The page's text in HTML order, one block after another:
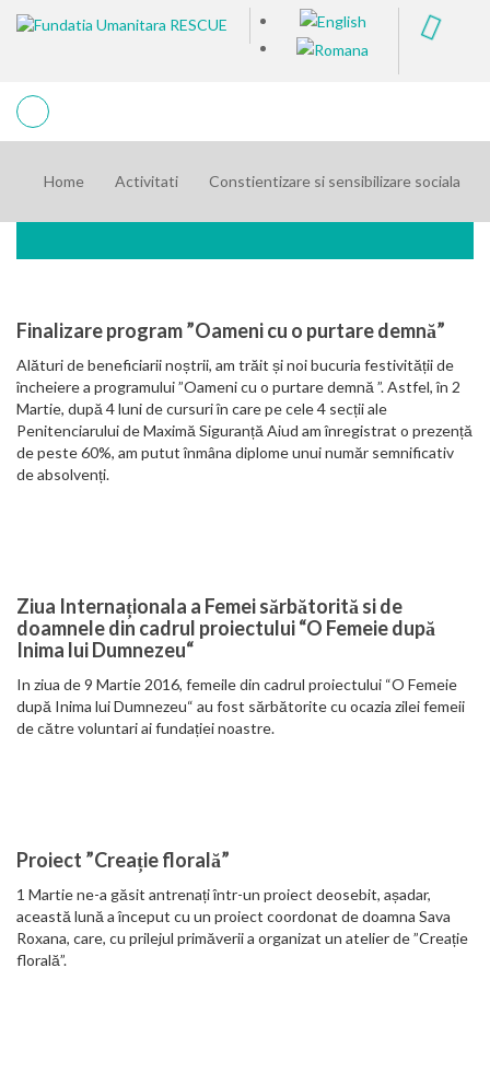
Home Activitati Constientizare si sensibilizare sociala
Finalizare program ”Oameni cu o purtare demnă”
Alături de beneficiarii noștrii, am trăit și noi bucuria festivității de
încheiere a programului ”Oameni cu o purtare demnă ”. Astfel, în 2
Martie, după 4 luni de cursuri în care pe cele 4 secții ale
Penitenciarului de Maximă Siguranță Aiud am înregistrat o prezență
de peste 60%, am putut înmâna diplome unui număr semnificativ
de absolvenți.
Ziua Internaționala a Femei sărbătorită si de
doamnele din cadrul proiectului “O Femeie după
Inima lui Dumnezeu“
In ziua de 9 Martie 2016, femeile din cadrul proiectului “O Femeie
după Inima lui Dumnezeu“ au fost sărbătorite cu ocazia zilei femeii
de către voluntari ai fundației noastre.
Proiect ”Creație florală”
1 Martie ne-a găsit antrenați într-un proiect deosebit, așadar,
această lună a început cu un proiect coordonat de doamna Sava
Roxana, care, cu prilejul primăverii a organizat un atelier de ”Creație
florală”.